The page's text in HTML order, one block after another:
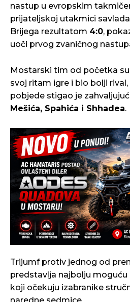
nastup u evropskim
prijateljskoj utakmici
Brijega rezultatom 4:0,
uoči prvog zvaničnog
Mostarski tim od početka
svoj ritam igre i bio bolji
pobjede stigao je
Mešića, Spahića i Shhadea.
Trijumf protiv jednog od
predstavlja najbolju moguću
koji očekuju izabranike